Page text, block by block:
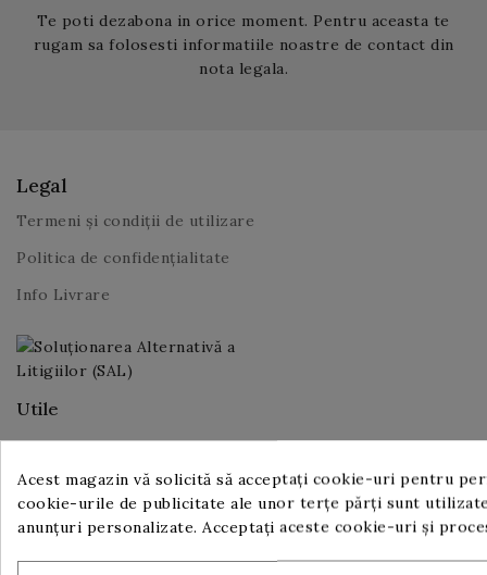
Te poti dezabona in orice moment. Pentru aceasta te
rugam sa folosesti informatiile noastre de contact din
nota legala.
Legal
Termeni și condiții de utilizare
Politica de confidențialitate
Info Livrare
Utile
Despre noi
Contact
Proiect IT pentru Digitalizarea IMM-urilor, ediția 2023
Acest magazin vă solicită să acceptați cookie-uri pentru
cookie-urile de publicitate ale unor terțe părți sunt
anunțuri personalizate. Acceptați aceste cookie-uri și